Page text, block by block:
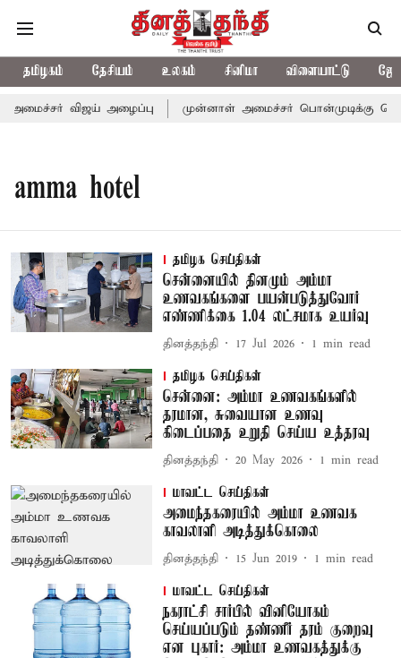
தமிழகம் தேசியம் உலகம் சினிமா விளையாட்டு
அமைச்சர் விஜய் அழைப்பு முன்னாள் அமைச்சர் பொன்முடிக்கு
amma hotel
தமிழக செய்திகள்
சென்னையில் தினமும் அம்மா
உணவகங்களை பயன்படுத்துவோர்
எண்ணிக்கை 1.04 லட்சமாக உயர்வு
தினத்தந்தி 17 Jul 2026 1 min read
தமிழக செய்திகள்
சென்னை: அம்மா உணவகங்களில்
தரமான, சுவையான உணவு
கிடைப்பதை உறுதி செய்ய உத்தரவு
தினத்தந்தி 20 May 2026 1 min read
மாவட்ட செய்திகள்
அமைந்தகரையில் அம்மா உணவக
காவலாளி அடித்துக்கொலை
தினத்தந்தி 15 Jun 2019 1 min read
மாவட்ட செய்திகள்
நகராட்சி சார்பில் வினியோகம்
செய்யப்படும் தண்ணீர் தரம் குறைவு
என புகார்: அம்மா உணவகத்துக்கு